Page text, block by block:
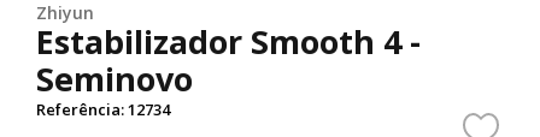
Zhiyun
Estabilizador Smooth 4 -
Seminovo
Referência:12734